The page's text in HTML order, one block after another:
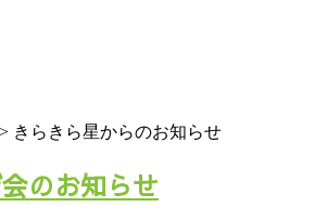
> きらきら星からのお知らせ
のお知らせ